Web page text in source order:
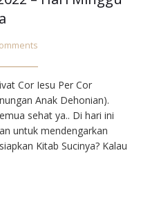
Cor Iesu Per Cor
Anak Dehonian).
sehat ya.. Di hari ini
untuk mendengarkan
Kitab Sucinya? Kalau
INJIL: Inilah Injil…